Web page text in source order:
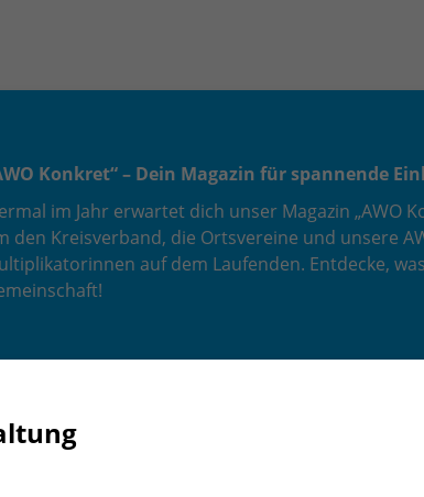
Konkret“ – Dein Magazin für spannende
im Jahr erwartet dich unser Magazin „AWO
den Kreisverband, die Ortsvereine und unsere
auf dem Laufenden. Entdecke,
Mitglieder, Mitarbeiter*innen und